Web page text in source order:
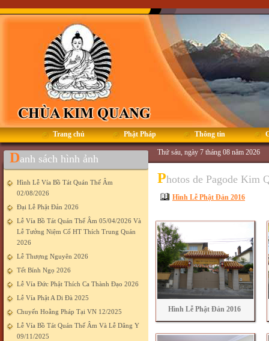
Trang chủ Phật Pháp Thông tin
Danh sách hình ảnh
Hình Lễ Vía Bồ Tát Quán Thế Âm
02/08/2026
Đại Lễ Phật Đản 2026
Lễ Vía Bồ Tát Quán Thế Âm 05/04/2026 Và
Lễ Tưởng Niệm Cố HT Thích Trung Quán
2026
Lễ Thượng Nguyên 2026
Tết Bính Ngọ 2026
Lễ Vía Đức Phật Thích Ca Thành Đạo 2026
Lễ Vía Phật A Di Đà 2025
Chuyến Hoằng Pháp Tại VN 12/2025
Lễ Vía Bồ Tát Quán Thế Âm Và Lễ Dâng Y
09/11/2025
Thứ sáu, ngày 7 tháng 08 năm 2026
Photos de Pagode Kim
Hình Lễ Phật Đản 2016
Hình Lễ Phật Đản 2016